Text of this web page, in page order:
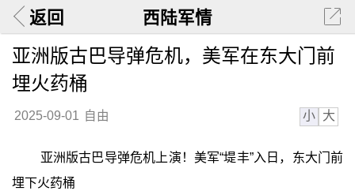
返回 西陆军情
亚洲版古巴导弹危机，美军在东大门前
埋火药桶
2025-09-01 自由 小 大
亚洲版古巴导弹危机上演！美军“堤丰”入日，东大门前
埋下火药桶